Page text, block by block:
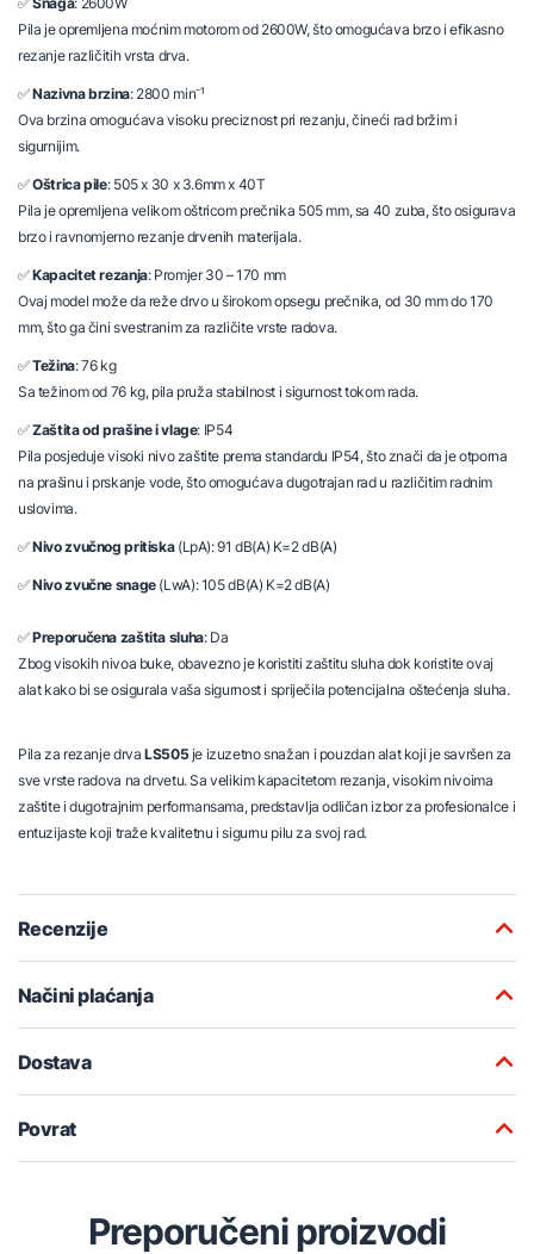
Pila je opremljena moćnim motorom od 2600W, što omogućava brzo i efikasno
rezanje različitih vrsta drva.
✅Nazivnabrzina: 2800 min⁻¹
Ova brzina omogućava visoku preciznost pri rezanju, čineći rad bržim i
sigurnijim.
✅Oštricapile: 505 x 30 x 3.6mm x 40T
Pila je opremljena velikom oštricom prečnika 505 mm, sa 40 zuba, što osigurava
brzo i ravnomjerno rezanje drvenih materijala.
✅Kapacitetrezanja: Promjer 30 – 170 mm
Ovaj model može da reže drvo u širokom opsegu prečnika, od 30 mm do 170
mm, što ga čini svestranim za različite vrste radova.
✅Težina: 76 kg
Sa težinom od 76 kg, pila pruža stabilnost i sigurnost tokom rada.
✅Zaštitaod prašineivlage: IP54
Pila posjeduje visoki nivo zaštite prema standardu IP54, što znači da je otporna
na prašinu i prskanje vode, što omogućava dugotrajan rad u različitim radnim
uslovima.
✅Nivozvučnog pritiska(LpA): 91 dB(A) K=2 dB(A)
✅Nivozvučne snage(LwA): 105 dB(A) K=2 dB(A)
✅Preporučena zaštita sluha: Da
Zbog visokih nivoa buke, obavezno je koristiti zaštitu sluha dok koristite ovaj
alat kako bi se osigurala vaša sigurnost i spriječila potencijalna oštećenja sluha.
Pila za rezanje drvaLS505 je izuzetno snažan i pouzdan alat koji je savršen za
sve vrste radova na drvetu. Sa velikim kapacitetom rezanja, visokim nivoima
zaštite i dugotrajnim performansama, predstavlja odličan izbor za profesionalce i
entuzijaste koji traže kvalitetnu i sigurnu pilu za svoj rad.
Recenzije
Načini plaćanja
Dostava
Povrat
Preporučeni proizvodi